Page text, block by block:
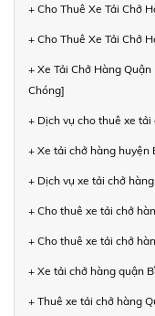
+ Cho Thuê Xe Tải Chở
+ Cho Thuê Xe Tải Chở
+ Xe Tải Chở Hàng
Chóng]
+ Dịch vụ cho thuê xe
+ Xe tải chở hàng huyện
+ Dịch vụ xe tải chở
+ Cho thuê xe tải chở
+ Cho thuê xe tải chở
+ Xe tải chở hàng quận
+ Thuê xe tải chở hàng